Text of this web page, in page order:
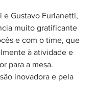
e Gustavo Furlanetti,
muito gratificante
e com o time, que
à atividade e
para a mesa.
inovadora e pela